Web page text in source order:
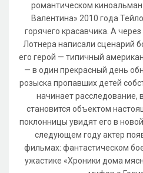
романтическом
Валентина» 2010 года
горячего красавчика. А
Лотнера написали сценарий
его герой — типичный
— в один прекрасный день
розыска пропавших детей
начинает расследование,
становится объектом
поклонницы увидят его в
следующем году актер
фильмах: фантастическом
ужастике «Хроники дома